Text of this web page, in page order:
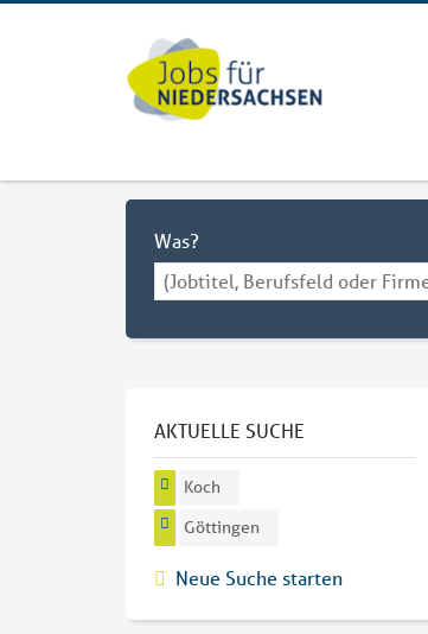
Was?
AKTUELLE SUCHE
Koch
Göttingen
Neue Suche starten